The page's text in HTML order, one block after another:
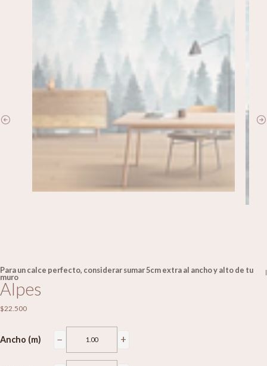
Para un calce perfecto, considerar sumar 5cm extra al ancho y alto de tu
muro
|
Alpes
$22.500
Ancho (m) − +